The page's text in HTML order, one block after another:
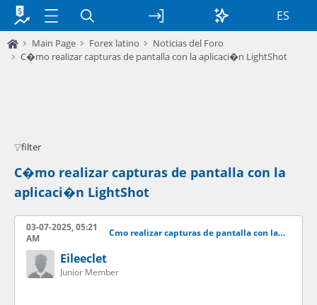
ES
Main Page Forex latino
Noticias del Foro
C�mo realizar capturas de pantalla con la aplicaci�n LightShot
filter
C�mo realizar capturas de pantalla con la
aplicaci�n LightShot
03-07-2025, 05:21
AM
Cmo realizar capturas de pantalla con la aplicacin LightShot
Eileeclet
Junior Member